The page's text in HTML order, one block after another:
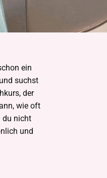
ein
suchst
der
wie oft
du nicht
und